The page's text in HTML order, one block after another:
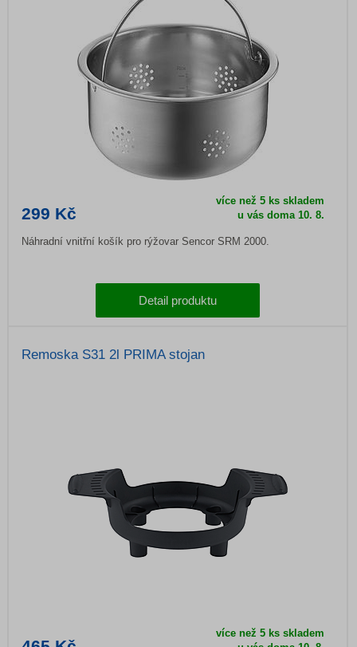
299 Kč
více než 5 ks skladem
u vás doma10. 8.
Náhradní vnitřní košík pro rýžovar Sencor SRM 2000.
Detail produktu
Remoska S31 2l PRIMA stojan
více než 5 ks skladem